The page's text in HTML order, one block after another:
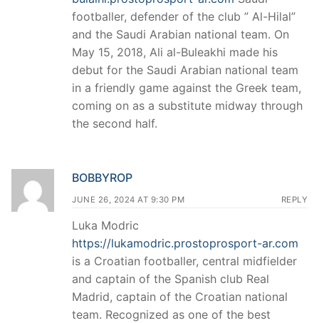
footballer, defender of the club ” Al-Hilal”
and the Saudi Arabian national team. On
May 15, 2018, Ali al-Buleakhi made his
debut for the Saudi Arabian national team
in a friendly game against the Greek team,
coming on as a substitute midway through
the second half.
BOBBYROP
JUNE 26, 2024 AT 9:30 PM REPLY
Luka Modric
https://lukamodric.prostoprosport-ar.com
is a Croatian footballer, central midfielder
and captain of the Spanish club Real
Madrid, captain of the Croatian national
team. Recognized as one of the best